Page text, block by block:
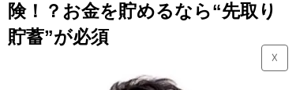
険！？お金を貯めるなら“先取り
貯蓄”が必須
☓